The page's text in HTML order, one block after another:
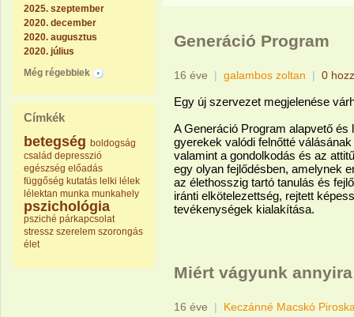
2025. szeptember
2020. december
2020. augusztus
2020. július
Még régebbiek
Címkék
betegség boldogság
család depresszió
egészség előadás
függőség kutatás lelki lélek
lélektan munka munkahely
pszichológia
psziché párkapcsolat
stressz szerelem szorongás
élet
Generáció Program
16 éve | galambos zoltan | 0
Egy új szervezet megjelenése
A Generáció Program alapvető és
gyerekek valódi felnőtté
valamint a gondolkodás és az
egy olyan fejlődésben, amelynek
az élethosszig tartó tanulás és
iránti elkötelezettség, rejtett
tevékenységek kialakítása.
Miért vágyunk
16 éve | Keczánné Macskó